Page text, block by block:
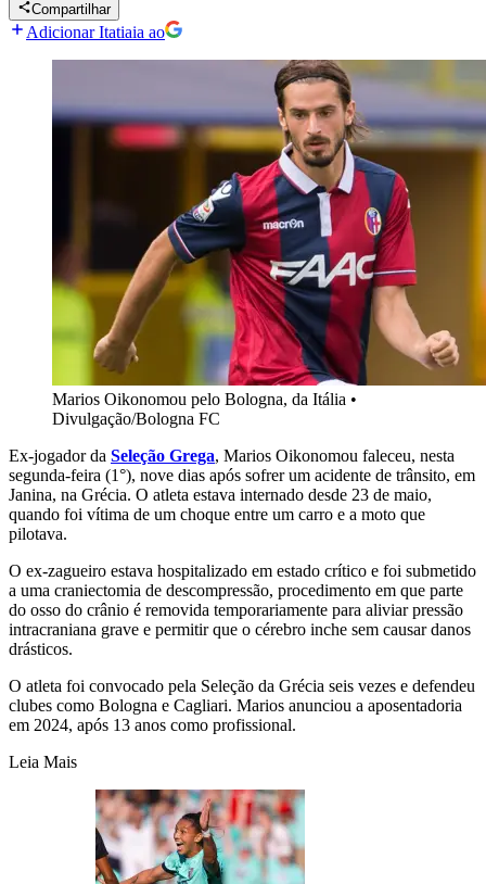
Compartilhar
Adicionar Itatiaia ao
Marios Oikonomou pelo Bologna, da Itália •
Divulgação/Bologna FC
Ex-jogador da Seleção Grega, Marios Oikonomou faleceu, nesta
segunda-feira (1°), nove dias após sofrer um acidente de trânsito, em
Janina, na Grécia. O atleta estava internado desde 23 de maio,
quando foi vítima de um choque entre um carro e a moto que
pilotava.
O ex-zagueiro estava hospitalizado em estado crítico e foi submetido
a uma craniectomia de descompressão, procedimento em que parte
do osso do crânio é removida temporariamente para aliviar pressão
intracraniana grave e permitir que o cérebro inche sem causar danos
drásticos.
O atleta foi convocado pela Seleção da Grécia seis vezes e defendeu
clubes como Bologna e Cagliari. Marios anunciou a aposentadoria
em 2024, após 13 anos como profissional.
Leia Mais